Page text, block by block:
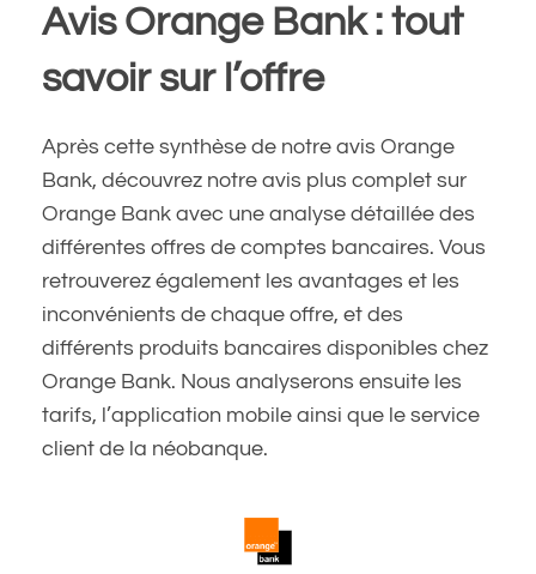
Avis Orange Bank : tout
savoir sur l’offre
Après cette synthèse de notre avis Orange
Bank, découvrez notre avis plus complet sur
Orange Bank avec une analyse détaillée des
différentes offres de comptes bancaires. Vous
retrouverez également les avantages et les
inconvénients de chaque offre, et des
différents produits bancaires disponibles chez
Orange Bank. Nous analyserons ensuite les
tarifs, l’application mobile ainsi que le service
client de la néobanque.